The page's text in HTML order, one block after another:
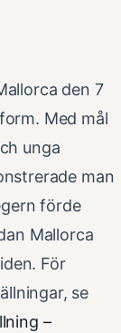
den 7
Med mål
unga
man
förde
Mallorca
För
se
–